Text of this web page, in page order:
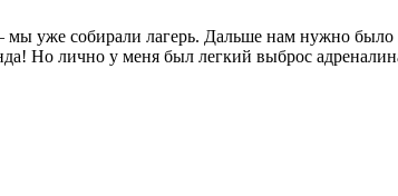
мы уже собирали лагерь. Дальше нам нужно
Но лично у меня был легкий выброс